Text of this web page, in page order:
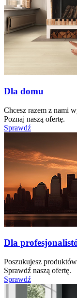
Dla domu
Chcesz razem z nami
Poznaj naszą ofertę.
Sprawdź
Dla
Poszukujesz
Sprawdź naszą ofertę.
Sprawdź